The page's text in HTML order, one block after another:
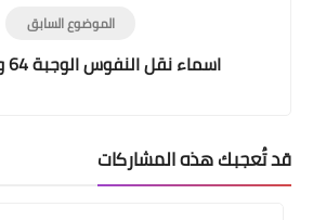
الموضوع السابق
اسماء نقل النفوس الوجبة 64 وجبة جديدة
قد تُعجبك هذه المشاركات